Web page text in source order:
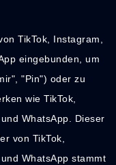
TikTok, Instagram,
eingebunden, um
"Pin") oder zu
wie TikTok,
WhatsApp. Dieser
von TikTok,
WhatsApp stammt